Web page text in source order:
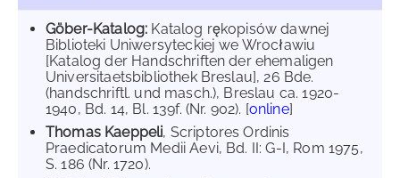
Göber-Katalog: Katalog rękopisów dawnej
Biblioteki Uniwersyteckiej we Wrocławiu
[Katalog der Handschriften der ehemaligen
Universitaetsbibliothek Breslau], 26 Bde.
(handschriftl. und masch.), Breslau ca. 1920-
1940, Bd. 14, Bl. 139f. (Nr. 902). [online]
Thomas Kaeppeli, Scriptores Ordinis
Praedicatorum Medii Aevi, Bd. II: G-I, Rom 1975,
S. 186 (Nr. 1720).